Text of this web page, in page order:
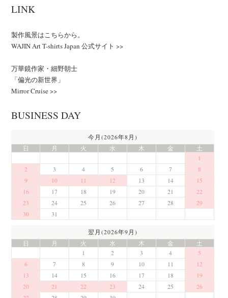
LINK
製作風景はこちらから。
WAJIN Art T-shirts Japan 公式サイト >>
万華鏡作家・細野朝士
「偏光の新世界」
Mirror Cruise >>
BUSINESS DAY
今月(2026年8月)
日
月 火 水 木 金
土
1
2
3 4 5 6 7
8
9
10 11 12 13 14
15
16
17 18 19 20 21
22
23
24 25 26 27 28
29
30
31
翌月(2026年9月)
日
月 火 水 木 金
土
1
2 3 4
5
6
7 8 9 10 11
12
13
14 15 16 17 18
19
20
21 22 23 24 25
26